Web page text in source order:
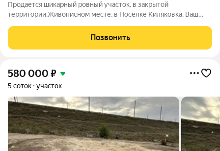
Продается шикарный ровный участок, в закрытой
территории.Живописном месте, в Поселке Киляковка. Ваш
земля, а готовый фундамент для счастливой жизни шикарный,
абсолютно ровный участок 15
Позвонить
580 000 ₽
5 соток участок